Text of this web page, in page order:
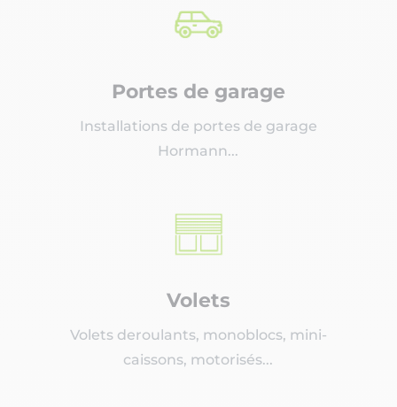
Portes de garage
Installations de portes de garage
Hormann...
Volets
Volets deroulants, monoblocs, mini-
caissons, motorisés...